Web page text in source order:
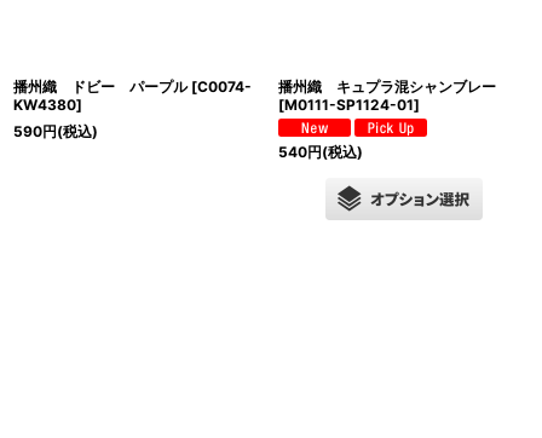
播州織 ドビー パープル [C0074-
KW4380]
590円(税込)
播州織 キュプラ混シャンブレー
[M0111-SP1124-01]
540円(税込)